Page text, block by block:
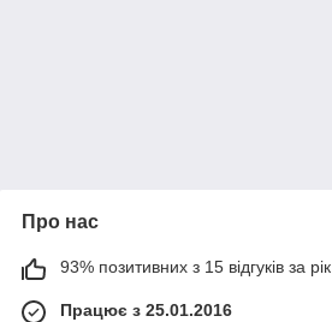
Про нас
93% позитивних з 15 відгуків за рік
Працює з 25.01.2016